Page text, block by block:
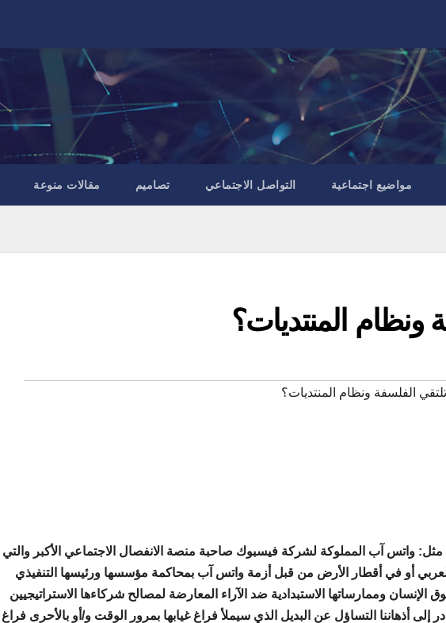
مواضيع اجتماعية التواصل الاجتماعي تصاميم مقالات منوعة
ونظام المنتديات؟
الفلسفة ونظام المنتديات؟
مثل: واتس آب المملوكة لشركة فيسبوك صاحبة منصة الانفصال الاجتماعي الأكبر والتي
أو في أقطار الأرض من قبل أزمة واتس آب بمحاكمة مؤسسها ورئيسها التنفيذي
وممارساتها الاستبدادية ضد الآراء المعارضة لمصالح شركاءها الاستراتيجيين
إلى أذهاننا التساؤل عن البديل الذي سيملأ فراغ غيابها بمرور الوقت و/أو بالأحرى فراغ